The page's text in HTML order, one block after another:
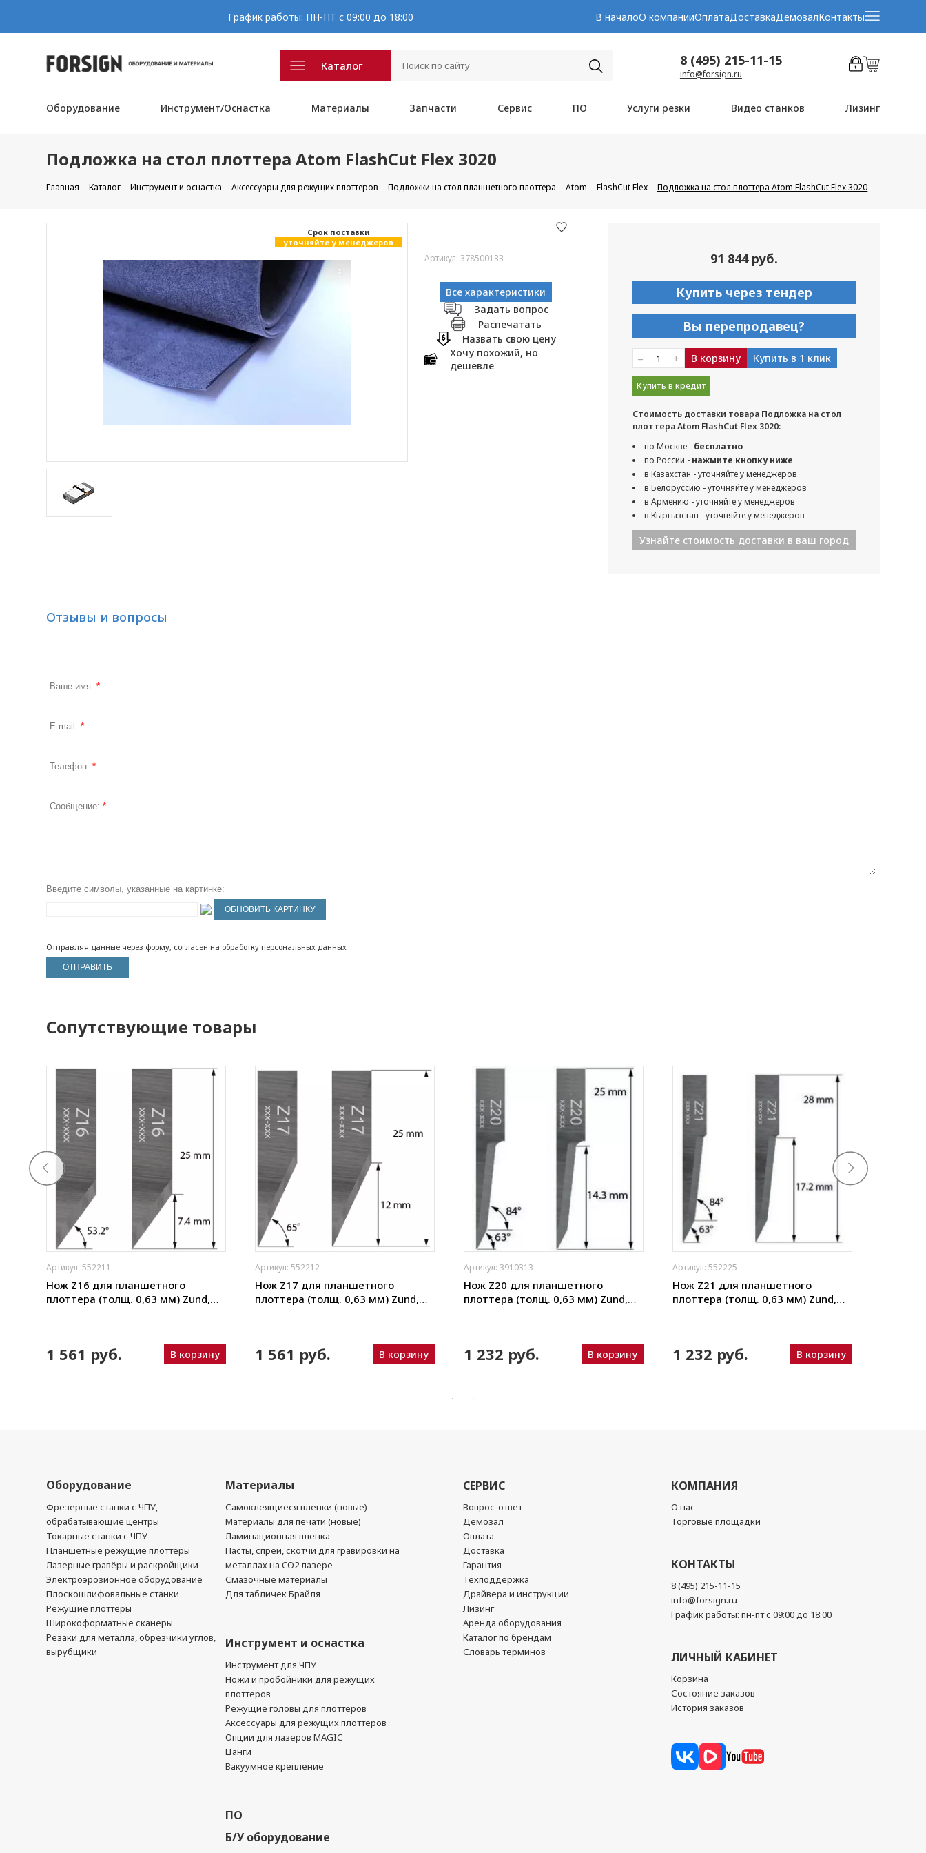
График работы: ПН-ПТ с 09:00 до 18:00 В началоО компанииОплатаДоставкаДемозалКонтакты
Каталог 8 (495) 215-11-15
info@forsign.ru
Оборудование Инструмент/Оснастка Материалы Запчасти Сервис ПО Услуги резки Видео станков Лизинг
Подложка на стол плоттера Atom FlashCut Flex 3020
Главная Каталог Инструмент и оснастка Аксессуары для режущих плоттеров Подложки на стол планшетного плоттера Atom FlashCut Flex Подложка на стол плоттера Atom FlashCut Flex 3020
Cрок поставки
уточняйте у менеджеров
Артикул: 378500133
Все характеристики
Задать вопрос
Распечатать
Назвать свою цену
Хочу похожий, но
дешевле
91 844 руб.
Купить через тендер
Вы перепродавец?
– + В корзину Купить в 1 клик
Купить в кредит
Стоимость доставки товара Подложка на стол
плоттера Atom FlashCut Flex 3020:
по Москве - бесплатно
по России - нажмите кнопку ниже
в Казахстан - уточняйте у менеджеров
в Белоруссию - уточняйте у менеджеров
в Армению - уточняйте у менеджеров
в Кыргызстан - уточняйте у менеджеров
Узнайте стоимость доставки в ваш город
Отзывы и вопросы
Ваше имя:*
E-mail:*
Телефон:*
Сообщение:*
Введите символы, указанные на картинке:
Отправляя данные через форму, согласен на обработку персональных данных
Сопутствующие товары
Артикул: 552211
Нож Z16 для планшетного
плоттера (толщ. 0,63 мм) Zund,
1 561 руб. В корзину
Артикул: 552212
Нож Z17 для планшетного
плоттера (толщ. 0,63 мм) Zund,
1 561 руб. В корзину
Артикул: 3910313
Нож Z20 для планшетного
плоттера (толщ. 0,63 мм) Zund,
1 232 руб. В корзину
Артикул: 552225
Нож Z21 для планшетного
плоттера (толщ. 0,63 мм) Zund,
1 232 руб. В корзину
Оборудование
Фрезерные станки с ЧПУ,
обрабатывающие центры
Токарные станки с ЧПУ
Планшетные режущие плоттеры
Лазерные гравёры и раскройщики
Электроэрозионное оборудование
Плоскошлифовальные станки
Режущие плоттеры
Широкоформатные сканеры
Резаки для металла, обрезчики углов,
вырубщики
Материалы
Самоклеящиеся пленки (новые)
Материалы для печати (новые)
Ламинационная пленка
Пасты, спреи, скотчи для гравировки на
металлах на CO2 лазере
Смазочные материалы
Для табличек Брайля
Инструмент и оснастка
Инструмент для ЧПУ
Ножи и пробойники для режущих
плоттеров
Режущие головы для плоттеров
Аксессуары для режущих плоттеров
Опции для лазеров MAGIC
Цанги
Вакуумное крепление
ПО
Б/У оборудование
СЕРВИС
Вопрос-ответ
Демозал
Оплата
Доставка
Гарантия
Техподдержка
Драйвера и инструкции
Лизинг
Аренда оборудования
Каталог по брендам
Словарь терминов
КОМПАНИЯ
О нас
Торговые площадки
КОНТАКТЫ
8 (495) 215-11-15
info@forsign.ru
График работы: пн-пт с 09:00 до 18:00
ЛИЧНЫЙ КАБИНЕТ
Корзина
Состояние заказов
История заказов